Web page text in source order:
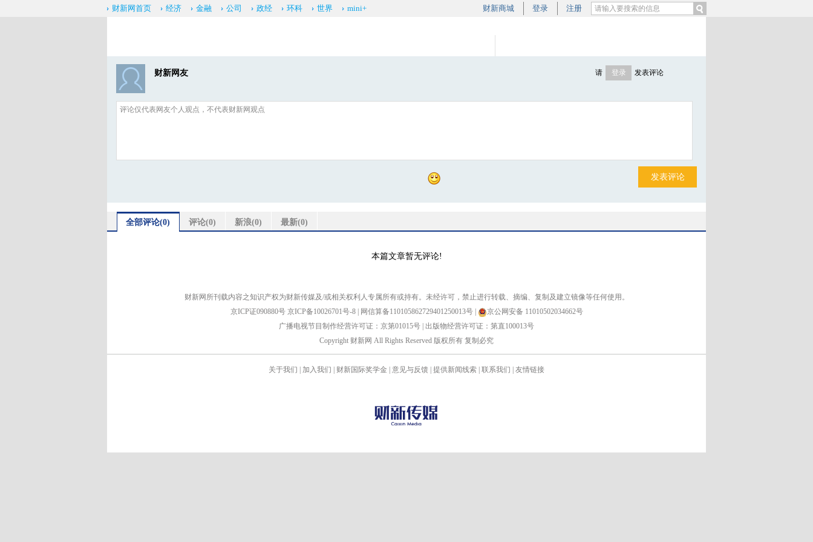
财新商城 登录 注册
财新网首页 经济 金融 公司 政经 环科 世界 mini+
财新网友 请 登录 发表评论
发表评论
全部评论(0) 评论(0) 新浪(0) 最新(0)
本篇文章暂无评论!
财新网所刊载内容之知识产权为财新传媒及/或相关权利人专属所有或持有。未经许可，禁止进行转载、摘编、复制及建立镜像等任何使用。
京ICP证090880号 京ICP备10026701号-8 网信算备110105862729401250013号
京公网安备 11010502034662号
广播电视节目制作经营许可证：京第01015号 出版物经营许可证：第直100013号
Copyright 财新网 All Rights Reserved 版权所有 复制必究
关于我们 加入我们 财新国际奖学金 意见与反馈 提供新闻线索 联系我们 友情链接